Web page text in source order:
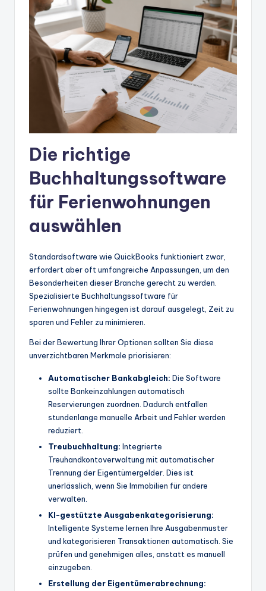
Die richtige
Buchhaltungssoftware
für Ferienwohnungen
auswählen
Standardsoftware wie QuickBooks funktioniert zwar,
erfordert aber oft umfangreiche Anpassungen, um den
Besonderheiten dieser Branche gerecht zu werden.
Spezialisierte Buchhaltungssoftware für
Ferienwohnungen hingegen ist darauf ausgelegt, Zeit zu
sparen und Fehler zu minimieren.
Bei der Bewertung Ihrer Optionen sollten Sie diese
unverzichtbaren Merkmale priorisieren:
Automatischer Bankabgleich: Die Software
sollte Bankeinzahlungen automatisch
Reservierungen zuordnen. Dadurch entfallen
stundenlange manuelle Arbeit und Fehler werden
reduziert.
Treubuchhaltung: Integrierte
Treuhandkontoverwaltung mit automatischer
Trennung der Eigentümergelder. Dies ist
unerlässlich, wenn Sie Immobilien für andere
verwalten.
KI-gestützte Ausgabenkategorisierung:
Intelligente Systeme lernen Ihre Ausgabenmuster
und kategorisieren Transaktionen automatisch. Sie
prüfen und genehmigen alles, anstatt es manuell
einzugeben.
Erstellung der Eigentümerabrechnung: